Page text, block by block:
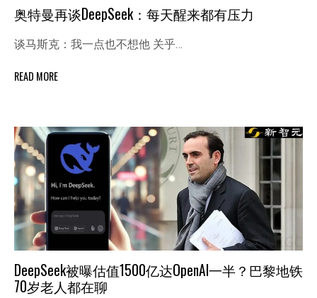
奥特曼再谈DeepSeek：每天醒来都有压力
谈马斯克：我一点也不想他 关乎…
READ MORE
DeepSeek被曝估值1500亿达OpenAI一半？巴黎地铁
70岁老人都在聊